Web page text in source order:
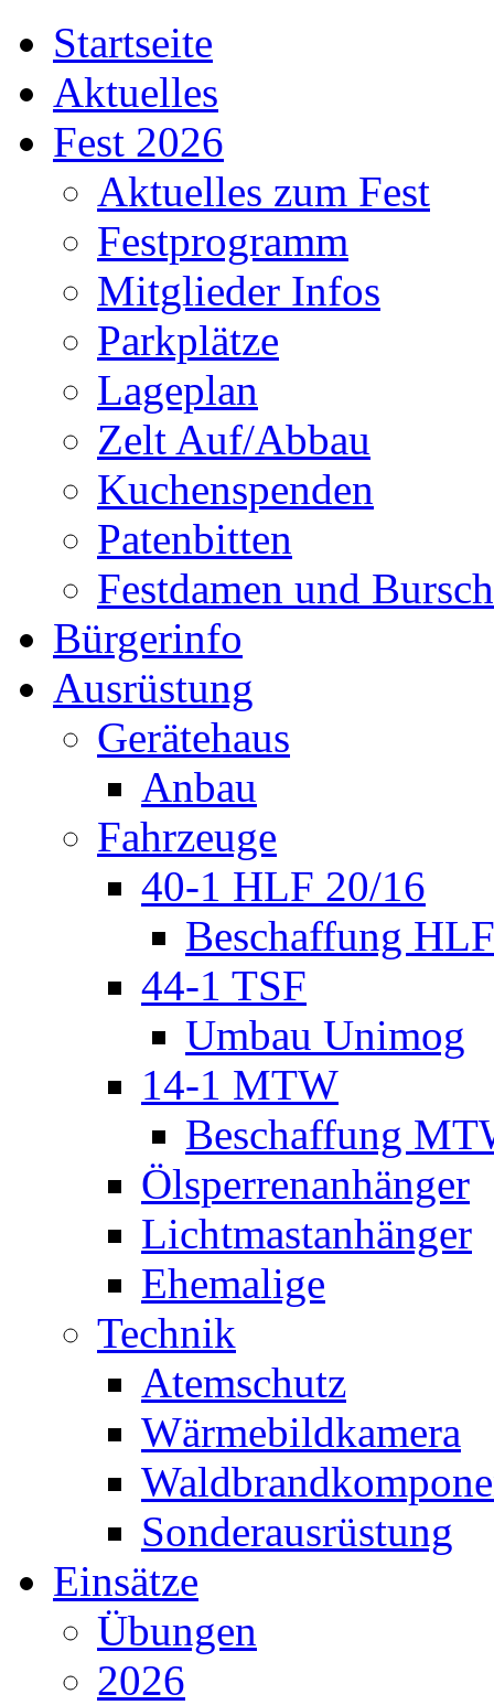
Startseite
Aktuelles
Fest 2026
Aktuelles zum Fest
Festprogramm
Mitglieder Infos
Parkplätze
Lageplan
Zelt Auf/Abbau
Kuchenspenden
Patenbitten
Festdamen und
Bürgerinfo
Ausrüstung
Gerätehaus
Anbau
Fahrzeuge
40-1 HLF 20/16
Beschaffung HLF
44-1 TSF
Umbau Unimog
14-1 MTW
Beschaffung
Ölsperrenanhänger
Lichtmastanhänger
Ehemalige
Technik
Atemschutz
Wärmebildkamera
Sonderausrüstung
Einsätze
Übungen
2026